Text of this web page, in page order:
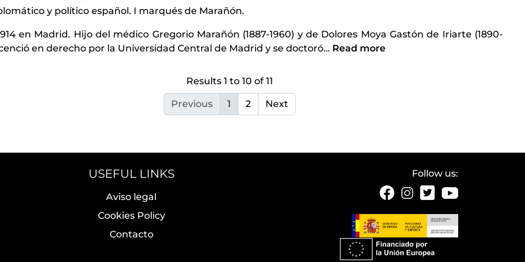
y político español. I marqués de Marañón.
en Madrid. Hijo del médico Gregorio Marañón (1887-1960) y de Dolores Moya Gastón de Iriarte (1890-
en derecho por la Universidad Central de Madrid y se doctoró… Read more
Results 1 to 10 of 11
Previous 1 2 Next
USEFUL LINKS
Aviso legal
Cookies Policy
Contacto
Follow us: